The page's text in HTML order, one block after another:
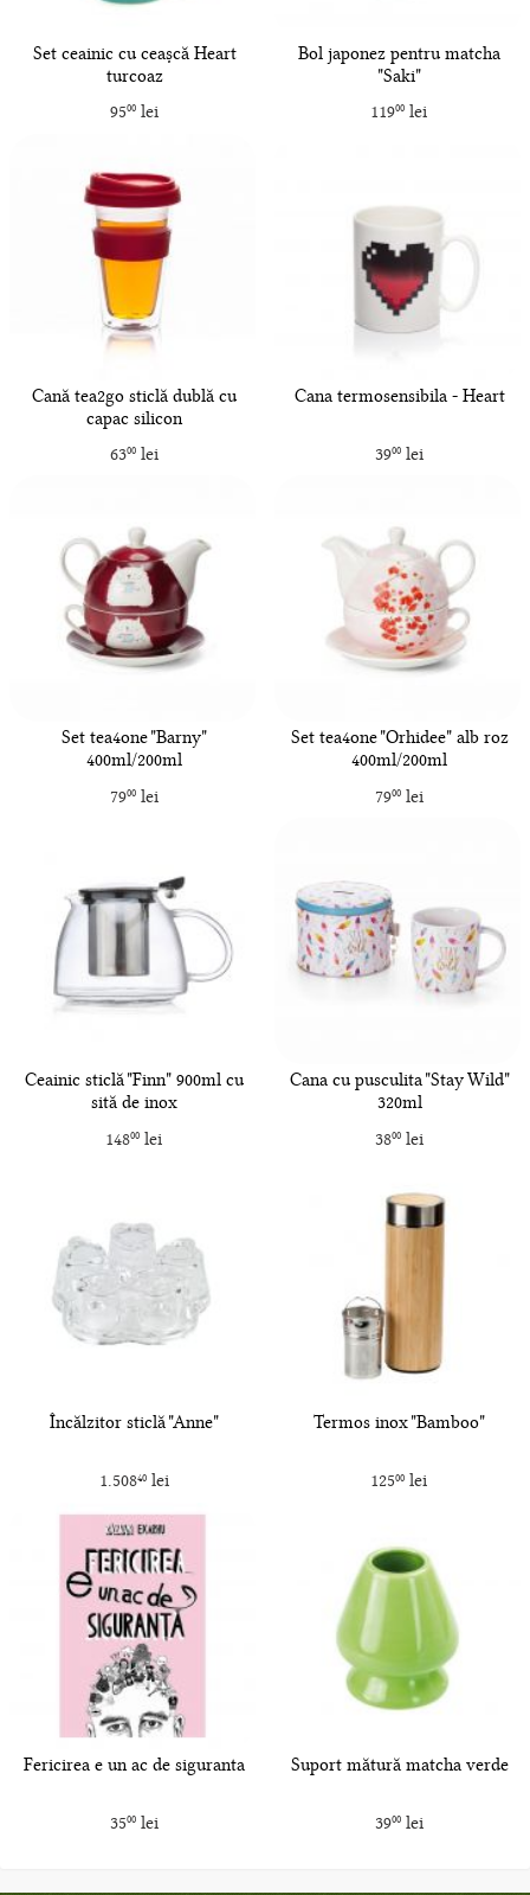
Set ceainic cu ceașcă Heart
turcoaz
9500lei
Bol japonez pentru matcha
"Saki"
11900 lei
Cană tea2go sticlă dublă cu
capac silicon
6300lei
Cana termosensibila - Heart
3900lei
Set tea4one "Barny"
400ml/200ml
7900lei
Set tea4one "Orhidee" alb roz
400ml/200ml
7900lei
Ceainic sticlă "Finn" 900ml cu
sită de inox
14800 lei
Cana cu pusculita "Stay Wild"
320ml
3800lei
Încălzitor sticlă "Anne"
1.50840lei
Termos inox "Bamboo"
12500 lei
Fericirea e un ac de siguranta
3500lei
Suport mătură matcha verde
3900lei